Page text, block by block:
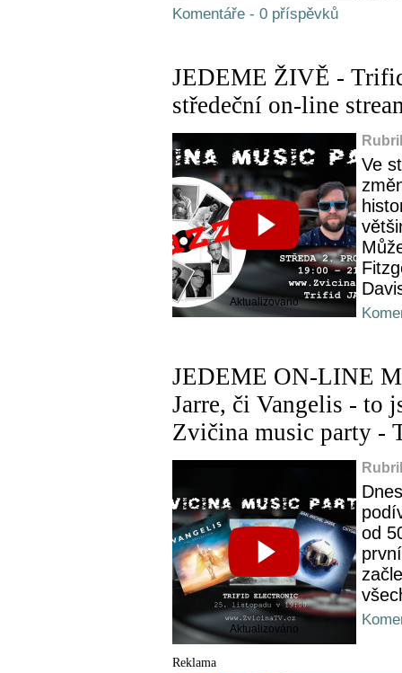
Komentáře - 0 příspěvků
JEDEME ŽIVĚ -
středeční on-line
Aktualizováno
Ve
JEDEME ON-LINE
Jarre, či Vangelis - to
Zvičina music party -
Aktualizováno
od
Reklama